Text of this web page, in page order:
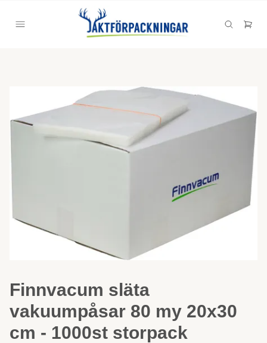
Finnvacum släta
vakuumpåsar 80 my 20x30
cm - 1000st storpack